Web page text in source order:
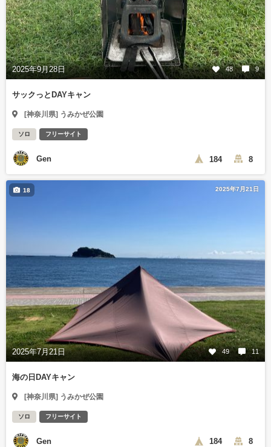
2025年9月28日 48 9
サックっとDAYキャン
[神奈川県] うみかぜ公園
ソロ フリーサイト
Gen 184 8
2025年7月21日
2025年7月21日 49 11
18
海の日DAYキャン
[神奈川県] うみかぜ公園
ソロ フリーサイト
Gen 184 8